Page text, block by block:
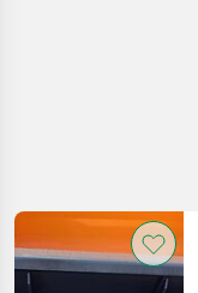
Kategorie 4